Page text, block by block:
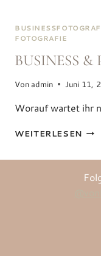
FOTOGRAFIE
BUSINESS
Vonadmin Juni 11,
Worauf wartet ihr
WEITERLESEN